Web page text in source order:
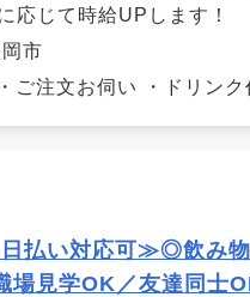
応じて時給UPします！
市
ご注文お伺い ・ドリン
払い対応可≫◎飲み物
見学OK／友達同士